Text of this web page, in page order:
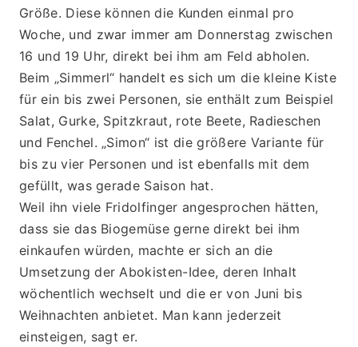
Größe. Diese können die Kunden einmal pro
Woche, und zwar immer am Donnerstag zwischen
16 und 19 Uhr, direkt bei ihm am Feld abholen.
Beim „Simmerl“ handelt es sich um die kleine Kiste
für ein bis zwei Personen, sie enthält zum Beispiel
Salat, Gurke, Spitzkraut, rote Beete, Radieschen
und Fenchel. „Simon“ ist die größere Variante für
bis zu vier Personen und ist ebenfalls mit dem
gefüllt, was gerade Saison hat.
Weil ihn viele Fridolfinger angesprochen hätten,
dass sie das Biogemüse gerne direkt bei ihm
einkaufen würden, machte er sich an die
Umsetzung der Abokisten-Idee, deren Inhalt
wöchentlich wechselt und die er von Juni bis
Weihnachten anbietet. Man kann jederzeit
einsteigen, sagt er.